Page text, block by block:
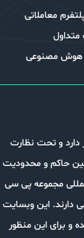
معاملاتی
متداول
هوش مصنوعی
و تحت نظارت
حاکم و محدودیت
مجموعه پی سی
دارند. این وبسایت
و برای این منظور